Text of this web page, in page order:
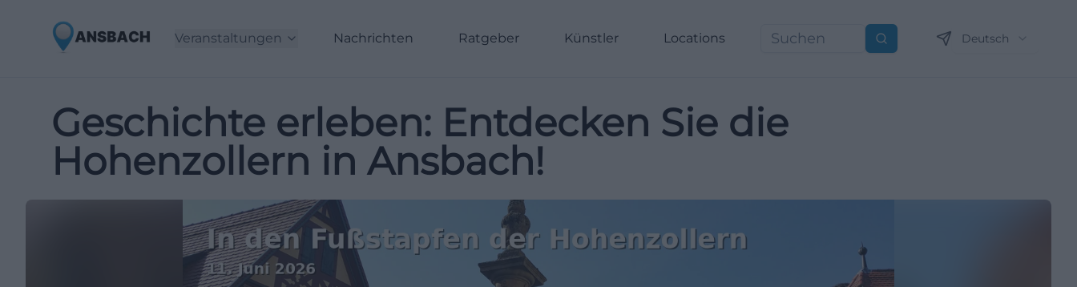
Veranstaltungen Nachrichten Ratgeber Künstler Locations Suchen Deutsch
Geschichte erleben: Entdecken Sie die
Hohenzollern in Ansbach!